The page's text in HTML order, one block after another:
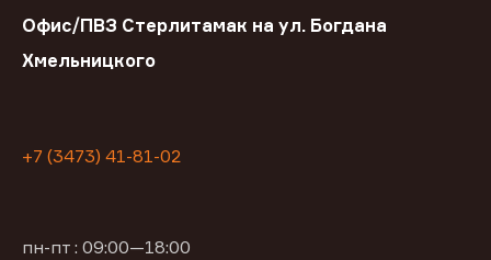
Офис/ПВЗ Стерлитамак на ул. Богдана
Хмельницкого
+7 (3473) 41-81-02
пн-пт : 09:00—18:00